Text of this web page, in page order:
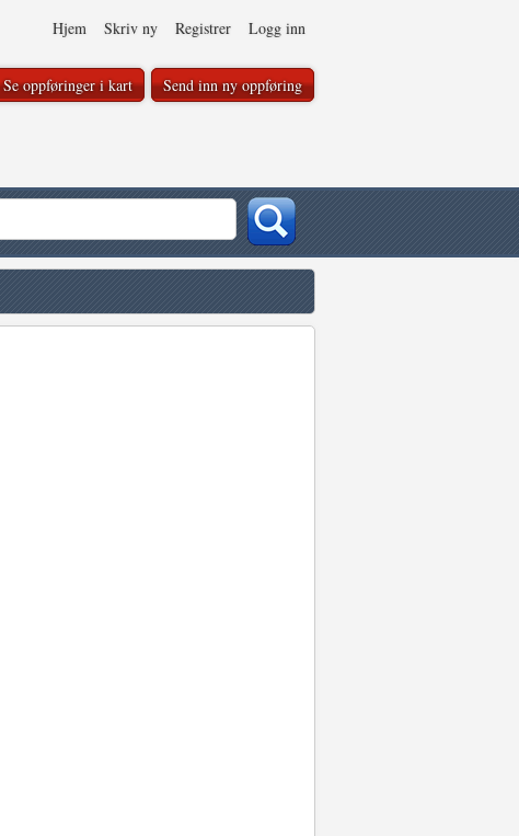
Hjem Skriv ny Registrer Logg inn
Se oppføringer i kart Send inn ny oppføring